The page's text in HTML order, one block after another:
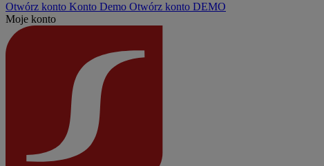
Otwórz konto Konto Demo Otwórz konto DEMO
Moje konto